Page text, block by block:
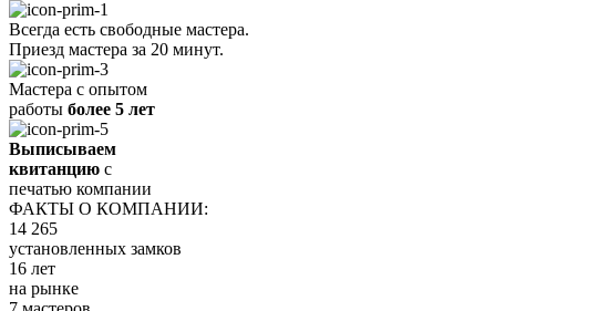
Всегда есть свободные мастера.
Приезд мастера за 20 минут.
Мастера с опытом
работы более 5 лет
Выписываем
квитанцию с
печатью компании
ФАКТЫ О КОМПАНИИ:
14 265
установленных замков
16 лет
на рынке